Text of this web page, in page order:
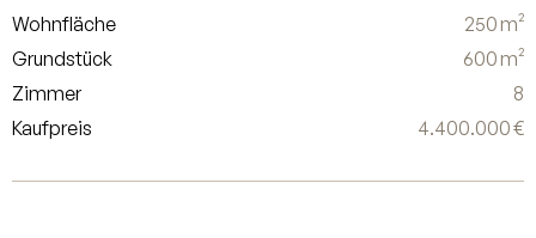
Wohnfläche
250 m²
Grundstück
600 m²
Zimmer
8
Kaufpreis
4.400.000 €